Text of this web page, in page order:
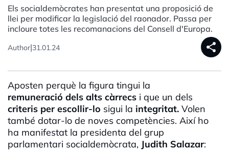
Els socialdemòcrates han presentat una proposició de
llei per modificar la legislació del raonador. Passa per
incloure totes les recomanacions del Consell d'Europa.
Author|31.01.24 share
Aposten perquè la figura tingui la
remuneració dels alts càrrecs i que un dels
criteris per escollir-lo sigui la integritat. Volen
també dotar-lo de noves competències. Així ho
ha manifestat la presidenta del grup
parlamentari socialdemòcrata, Judith Salazar: